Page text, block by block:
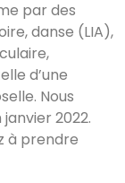
par des
danse (LIA),
d’une
Nous
2022.
à prendre